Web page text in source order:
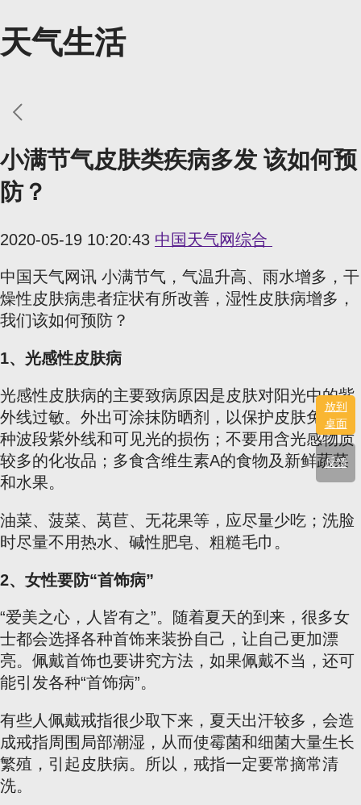
天气生活
小满节气皮肤类疾病多发 该如何预
防？
2020-05-19 10:20:43 中国天气网综合
中国天气网讯 小满节气，气温升高、雨水增多，干
燥性皮肤病患者症状有所改善，湿性皮肤病增多，
我们该如何预防？
1、光感性皮肤病
光感性皮肤病的主要致病原因是皮肤对阳光中的紫
外线过敏。外出可涂抹防晒剂，以保护皮肤免受各
种波段紫外线和可见光的损伤；不要用含光感物质
较多的化妆品；多食含维生素A的食物及新鲜蔬菜
和水果。
油菜、菠菜、莴苣、无花果等，应尽量少吃；洗脸
时尽量不用热水、碱性肥皂、粗糙毛巾。
2、女性要防“首饰病”
“爱美之心，人皆有之”。随着夏天的到来，很多女
士都会选择各种首饰来装扮自己，让自己更加漂
亮。佩戴首饰也要讲究方法，如果佩戴不当，还可
能引发各种“首饰病”。
有些人佩戴戒指很少取下来，夏天出汗较多，会造
成戒指周围局部潮湿，从而使霉菌和细菌大量生长
繁殖，引起皮肤病。所以，戒指一定要常摘常清
洗。
放到
桌面
反馈